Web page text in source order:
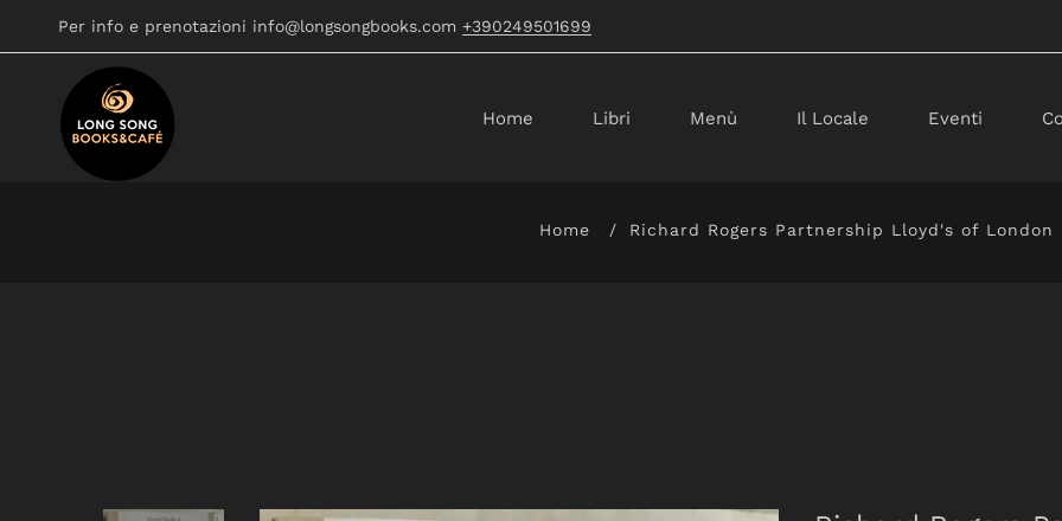
Per info e prenotazioni info@longsongbooks.com +390249501699
Home Libri Menù Il Locale Eventi
Home Richard Rogers Partnership Lloyd's of London